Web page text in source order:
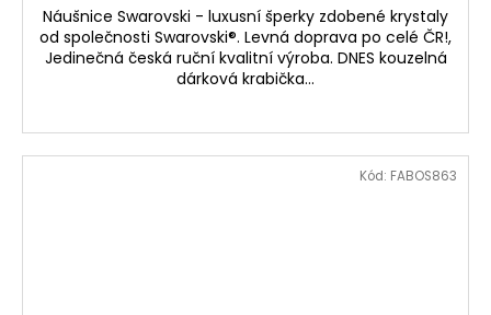
Náušnice Swarovski - luxusní šperky zdobené krystaly
od společnosti Swarovski®. Levná doprava po celé ČR!,
Jedinečná česká ruční kvalitní výroba. DNES kouzelná
dárková krabička...
Kód: FABOS863